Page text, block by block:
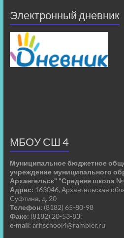
Электронный дневник
МБОУ СШ 4
Муниципальное бюджетное
учреждение муниципального
Архангельск" "Средняя школа
Адрес: 163046, Архангельская
Суфтина, д. 20
Телефон: (8182) 65-80-98
Факс: (8182) 20-53-83;
e-mail: arhschool4@rambler.ru